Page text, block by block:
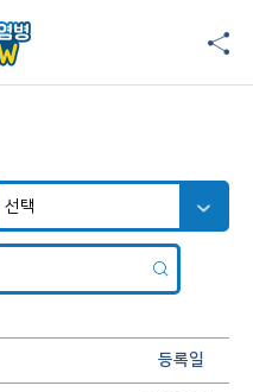
등록일